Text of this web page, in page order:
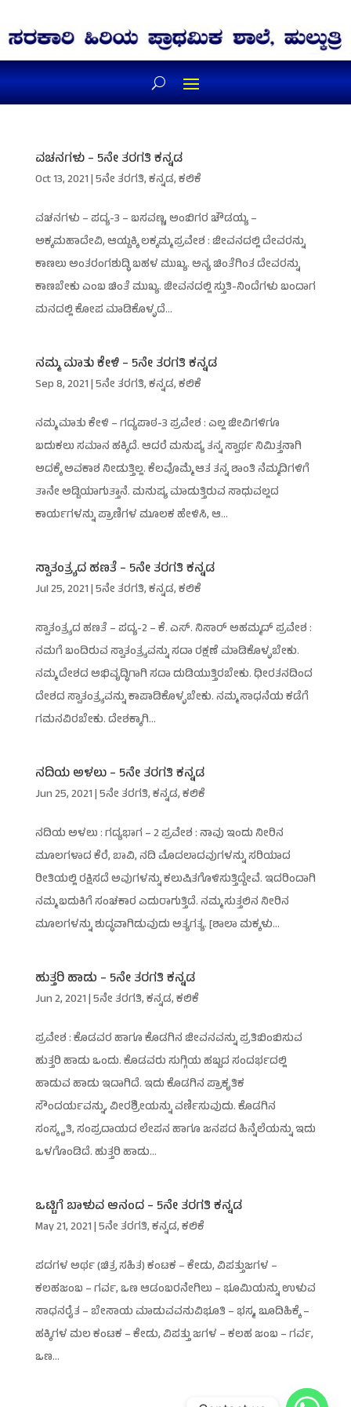
ವಚನಗಳು – 5ನೇ ತರಗತಿ ಕನ್ನಡ
Oct 13, 2021|5ನೇ ತರಗತಿ,ಕನ್ನಡ,ಕಲಿಕೆ
ವಚನಗಳು – ಪದ್ಯ-3 – ಬಸವಣ್ಣ, ಅಂಬಿಗರ ಚೌಡಯ್ಯ –
ಅಕ್ಕಮಹಾದೇವಿ, ಆಯ್ದಕ್ಕಿ ಲಕ್ಕಮ್ಮ ಪ್ರವೇಶ : ಜೀವನದಲ್ಲಿ ದೇವರನ್ನು
ಕಾಣಲು ಅಂತರಂಗಶುದ್ಧಿ ಬಹಳ ಮುಖ್ಯ. ಅನ್ಯ ಚಿಂತೆಗಿಂತ ದೇವರನ್ನು
ಕಾಣಬೇಕು ಎಂಬ ಚಿಂತೆ ಮುಖ್ಯ. ಜೀವನದಲ್ಲಿ ಸ್ತುತಿ-ನಿಂದೆಗಳು ಬಂದಾಗ
ಮನದಲ್ಲಿ ಕೋಪ ಮಾಡಿಕೊಳ್ಳದೆ...
ನಮ್ಮ ಮಾತು ಕೇಳಿ – 5ನೇ ತರಗತಿ ಕನ್ನಡ
Sep 8, 2021|5ನೇ ತರಗತಿ,ಕನ್ನಡ,ಕಲಿಕೆ
ನಮ್ಮ ಮಾತು ಕೇಳಿ – ಗದ್ಯಪಾಠ-3 ಪ್ರವೇಶ : ಎಲ್ಲ ಜೀವಿಗಳಿಗೂ
ಬದುಕಲು ಸಮಾನ ಹಕ್ಕಿದೆ. ಆದರೆ ಮನುಷ್ಯ ತನ್ನ ಸ್ವಾರ್ಥ ನಿಮಿತ್ತನಾಗಿ
ಅದಕ್ಕೆ ಅವಕಾಶ ನೀಡುತ್ತಿಲ್ಲ. ಕೆಲವೊಮ್ಮೆ ಆತ ತನ್ನ ಶಾಂತಿ ನೆಮ್ಮದಿಗಳಿಗೆ
ತಾನೇ ಅಡ್ಡಿಯಾಗುತ್ತಾನೆ. ಮನುಷ್ಯ ಮಾಡುತ್ತಿರುವ ಸಾಧುವಲ್ಲದ
ಕಾರ್ಯಗಳನ್ನು ಪ್ರಾಣಿಗಳ ಮೂಲಕ ಹೇಳಿಸಿ, ಆ...
ಸ್ವಾತಂತ್ರ್ಯದ ಹಣತೆ – 5ನೇ ತರಗತಿ ಕನ್ನಡ
Jul 25, 2021|5ನೇ ತರಗತಿ,ಕನ್ನಡ,ಕಲಿಕೆ
ಸ್ವಾತಂತ್ರ್ಯದ ಹಣತೆ – ಪದ್ಯ-2 – ಕೆ. ಎಸ್. ನಿಸಾರ್ ಅಹಮ್ಮದ್ ಪ್ರವೇಶ :
ನಮಗೆ ಬಂದಿರುವ ಸ್ವಾತಂತ್ರ್ಯವನ್ನು ಸದಾ ರಕ್ಷಣೆ ಮಾಡಿಕೊಳ್ಳಬೇಕು.
ನಮ್ಮ ದೇಶದ ಅಭಿವೃದ್ಧಿಗಾಗಿ ಸದಾ ದುಡಿಯುತ್ತಿರಬೇಕು. ಧೀರತನದಿಂದ
ದೇಶದ ಸ್ವಾತಂತ್ರ್ಯವನ್ನು ಕಾಪಾಡಿಕೊಳ್ಳಬೇಕು. ನಮ್ಮ ಸಾಧನೆಯ ಕಡೆಗೆ
ಗಮನವಿರಬೇಕು. ದೇಶಕ್ಕಾಗಿ...
ನದಿಯ ಅಳಲು – 5ನೇ ತರಗತಿ ಕನ್ನಡ
Jun 25, 2021|5ನೇ ತರಗತಿ,ಕನ್ನಡ,ಕಲಿಕೆ
ನದಿಯ ಅಳಲು : ಗದ್ಯಭಾಗ – 2 ಪ್ರವೇಶ : ನಾವು ಇಂದು ನೀರಿನ
ಮೂಲಗಳಾದ ಕೆರೆ, ಬಾವಿ, ನದಿ ಮೊದಲಾದವುಗಳನ್ನು ಸರಿಯಾದ
ರೀತಿಯಲ್ಲಿ ರಕ್ಷಿಸದೆ ಅವುಗಳನ್ನು ಕಲುಷಿತಗೊಳಿಸುತ್ತಿದ್ದೇವೆ. ಇದರಿಂದಾಗಿ
ನಮ್ಮ ಬದುಕಿಗೆ ಸಂಚಕಾರ ಎದುರಾಗುತ್ತಿದೆ. ನಮ್ಮ ಸುತ್ತಲಿನ ನೀರಿನ
ಮೂಲಗಳನ್ನು ಶುದ್ಧವಾಗಿಡುವುದು ಅತ್ಯಗತ್ಯ. [ಶಾಲಾ ಮಕ್ಕಳು...
ಹುತ್ತರಿ ಹಾಡು – 5ನೇ ತರಗತಿ ಕನ್ನಡ
Jun 2, 2021|5ನೇ ತರಗತಿ,ಕನ್ನಡ,ಕಲಿಕೆ
ಪ್ರವೇಶ : ಕೊಡವರ ಹಾಗೂ ಕೊಡಗಿನ ಜೀವನವನ್ನು ಪ್ರತಿಬಿಂಬಿಸುವ
ಹುತ್ತರಿ ಹಾಡು ಒಂದು. ಕೊಡವರು ಸುಗ್ಗಿಯ ಹಬ್ಬದ ಸಂದರ್ಭದಲ್ಲಿ
ಹಾಡುವ ಹಾಡು ಇದಾಗಿದೆ. ಇದು ಕೊಡಗಿನ ಪ್ರಾಕೃತಿಕ
ಸೌಂದರ್ಯವನ್ನು, ವೀರಶ್ರೀಯನ್ನು ವರ್ಣಿಸುವುದು. ಕೊಡಗಿನ
ಸಂಸ್ಕೃತಿ, ಸಂಪ್ರದಾಯದ ಲೇಪನ ಹಾಗೂ ಜನಪದ ಹಿನ್ನೆಲೆಯನ್ನು ಇದು
ಒಳಗೊಂಡಿದೆ. ಹುತ್ತರಿ ಹಾಡು...
ಒಟ್ಟಿಗೆ ಬಾಳುವ ಆನಂದ – 5ನೇ ತರಗತಿ ಕನ್ನಡ
May 21, 2021|5ನೇ ತರಗತಿ,ಕನ್ನಡ,ಕಲಿಕೆ
ಪದಗಳ ಅರ್ಥ (ಚಿತ್ರ ಸಹಿತ) ಕಂಟಕ – ಕೇಡು, ವಿಪತ್ತುಜಗಳ –
ಕಲಹಜಂಬ – ಗರ್ವ, ಒಣ ಆಡಂಬರನೇಗಿಲು – ಭೂಮಿಯನ್ನು ಉಳುವ
ಸಾಧನರೈತ – ಬೇಸಾಯ ಮಾಡುವವನುವಿಭೂತಿ – ಭಸ್ಮ, ಬೂದಿಹಿಕ್ಕೆ –
ಹಕ್ಕಿಗಳ ಮಲ ಕಂಟಕ – ಕೇಡು, ವಿಪತ್ತು ಜಗಳ – ಕಲಹ ಜಂಬ – ಗರ್ವ,
ಒಣ...